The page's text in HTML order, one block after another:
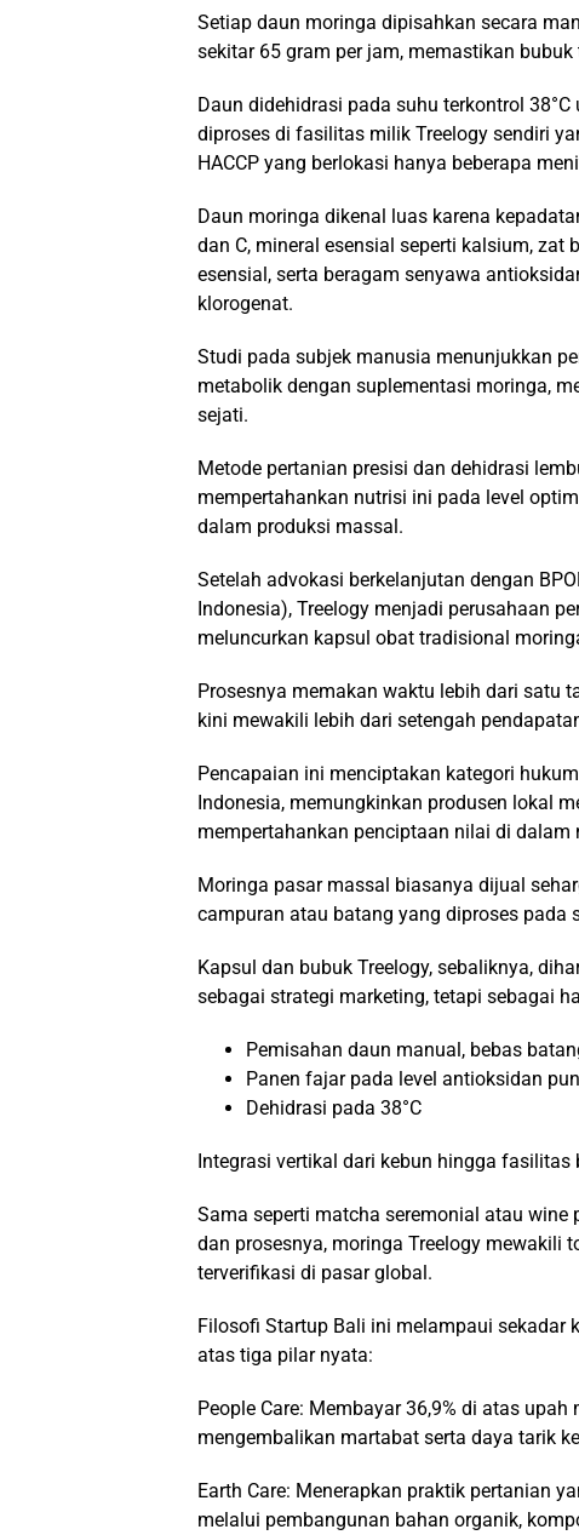
Setiap daun moringa dipisahkan secara
sekitar 65 gram per jam, memastikan
Daun didehidrasi pada suhu terkontrol
diproses di fasilitas milik Treelogy sendiri
HACCP yang berlokasi hanya beberapa
Daun moringa dikenal luas karena
dan C, mineral esensial seperti kalsium,
esensial, serta beragam senyawa
klorogenat.
Studi pada subjek manusia menunjukkan
metabolik dengan suplementasi moringa,
sejati.
Metode pertanian presisi dan dehidrasi
mempertahankan nutrisi ini pada level
dalam produksi massal.
Setelah advokasi berkelanjutan dengan
Indonesia), Treelogy menjadi perusahaan
meluncurkan kapsul obat tradisional
Prosesnya memakan waktu lebih dari satu
kini mewakili lebih dari setengah
Pencapaian ini menciptakan kategori
Indonesia, memungkinkan produsen lokal
mempertahankan penciptaan nilai di dalam
Moringa pasar massal biasanya dijual
campuran atau batang yang diproses pada
Kapsul dan bubuk Treelogy, sebaliknya,
sebagai strategi marketing, tetapi sebagai
Pemisahan daun manual, bebas
Panen fajar pada level antioksidan
Dehidrasi pada 38°C
Integrasi vertikal dari kebun hingga fasilitas
Sama seperti matcha seremonial atau wine
dan prosesnya, moringa Treelogy mewakili
terverifikasi di pasar global.
Filosofi Startup Bali ini melampaui sekadar
atas tiga pilar nyata:
People Care: Membayar 36,9% di atas
mengembalikan martabat serta daya tarik
Earth Care: Menerapkan praktik pertanian
melalui pembangunan bahan organik,